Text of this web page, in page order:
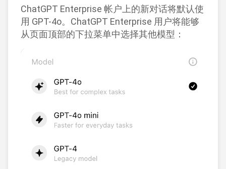
ChatGPT Enterprise 帐户上的新对话将默认使
用 GPT-4o。ChatGPT Enterprise 用户将能够
从页面顶部的下拉菜单中选择其他模型：